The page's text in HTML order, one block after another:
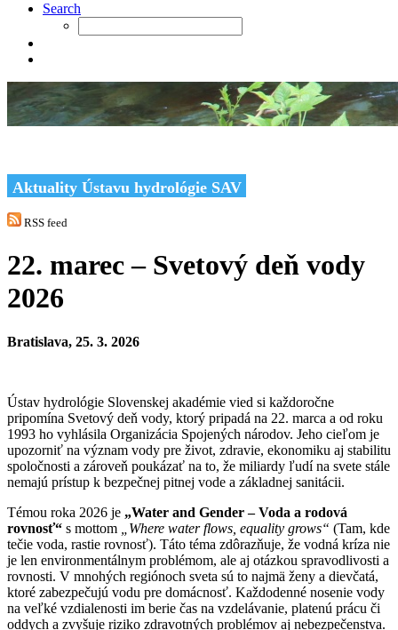
Search
Aktuality Ústavu hydrológie SAV
RSS feed
22. marec – Svetový deň vody
2026
Bratislava, 25. 3. 2026
Ústav hydrológie Slovenskej akadémie vied si každoročne
pripomína Svetový deň vody, ktorý pripadá na 22. marca a od roku
1993 ho vyhlásila Organizácia Spojených národov. Jeho cieľom je
upozorniť na význam vody pre život, zdravie, ekonomiku aj stabilitu
spoločnosti a zároveň poukázať na to, že miliardy ľudí na svete stále
nemajú prístup k bezpečnej pitnej vode a základnej sanitácii.
Témou roka 2026 je „Water and Gender – Voda a rodová
rovnosť“ s mottom „Where water flows, equality grows“ (Tam, kde
tečie voda, rastie rovnosť). Táto téma zdôrazňuje, že vodná kríza nie
je len environmentálnym problémom, ale aj otázkou spravodlivosti a
rovnosti. V mnohých regiónoch sveta sú to najmä ženy a dievčatá,
ktoré zabezpečujú vodu pre domácnosť. Každodenné nosenie vody
na veľké vzdialenosti im berie čas na vzdelávanie, platenú prácu či
oddych a zvyšuje riziko zdravotných problémov aj nebezpečenstva.